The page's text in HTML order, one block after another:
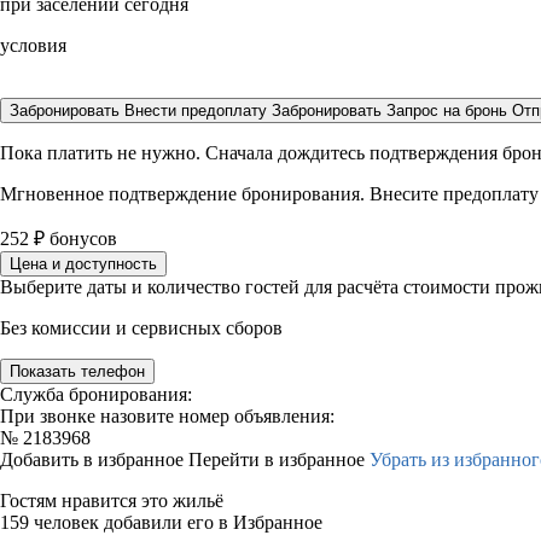
при заселении сегодня
условия
Забронировать Внести предоплату Забронировать Запрос на бронь
Пока платить не нужно. Сначала дождитесь подтверждения
Мгновенное подтверждение бронирования. Внесите
252 ₽ бонусов
Цена и доступность
Выберите даты и количество гостей для расчёта стоимости
Без комиссии и сервисных сборов
Показать телефон
Служба бронирования:
При звонке назовите номер объявления:
№ 2183968
Добавить в избранное Перейти в избранное Убрать из
Гостям нравится это жильё
159 человек добавили его в Избранное